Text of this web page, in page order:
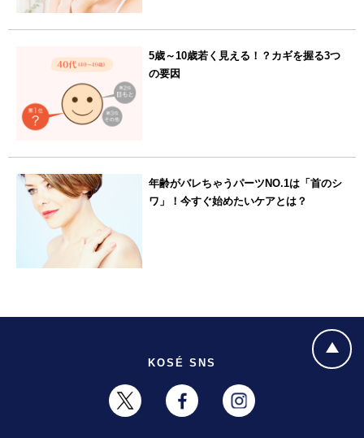
5歳～10歳若く見える！？カギを握る3つ
の要因
年齢がバレちゃうパーツNO.1は「首のシ
ワ」！今すぐ始めたいケアとは？
KOSÉ SNS